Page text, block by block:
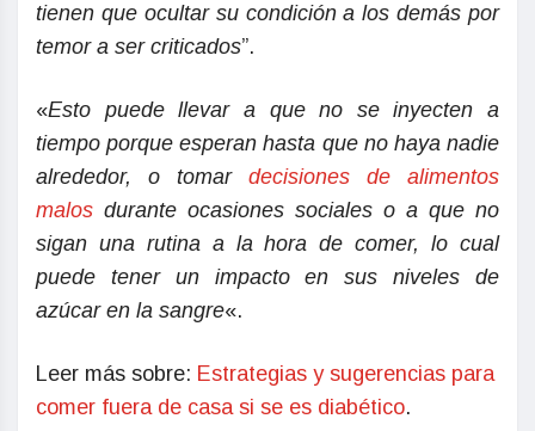
tienen que ocultar su condición a los demás por
temor a ser criticados”.
«Esto puede llevar a que no se inyecten a
tiempo porque esperan hasta que no haya nadie
alrededor, o tomar decisiones de alimentos
malos durante ocasiones sociales o a que no
sigan una rutina a la hora de comer, lo cual
puede tener un impacto en sus niveles de
azúcar en la sangre«.
Leer más sobre: Estrategias y sugerencias para
comer fuera de casa si se es diabético.